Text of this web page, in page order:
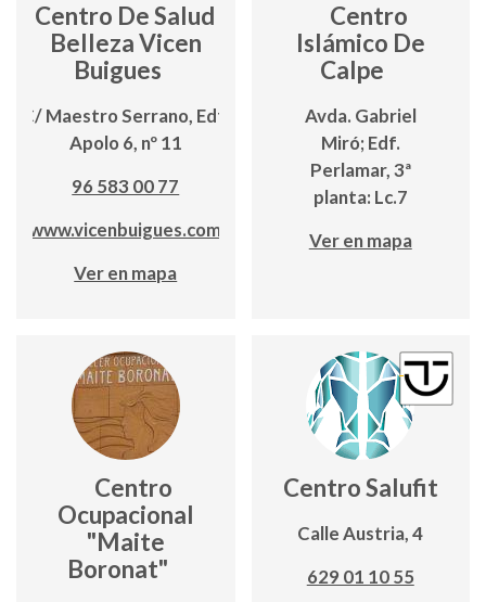
Centro De Salud y
Belleza Vicen
Buigues
C/ Maestro Serrano, Edf.
Apolo 6, nº 11
96 583 00 77
www.vicenbuigues.com
Ver en mapa
Centro
Islámico De
Calpe
Avda. Gabriel
Miró; Edf.
Perlamar, 3ª
planta: Lc.7
Ver en mapa
Centro
Ocupacional
"Maite
Boronat"
Centro Salufit
Calle Austria, 4
629 01 10 55